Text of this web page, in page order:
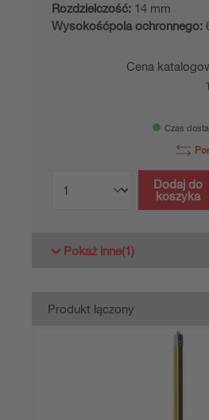
Rozdzielczość: 14 mm
Wysokośćpola ochronnego:
Cena
Czas
Dodaj do
koszyka
Pokaż inne(1)
Produkt łączony